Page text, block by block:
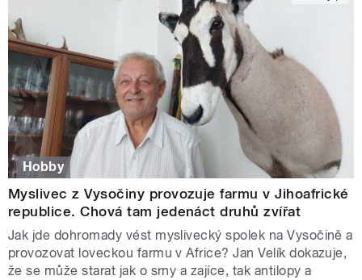
Hobby
Myslivec z Vysočiny provozuje farmu v Jihoafrické
republice. Chová tam jedenáct druhů zvířat
Jak jde dohromady vést myslivecký spolek na Vysočině a
provozovat loveckou farmu v Africe? Jan Velík dokazuje,
že se může starat jak o srny a zajíce, tak antilopy a